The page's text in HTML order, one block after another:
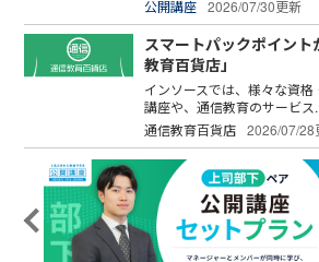
公開講座 2026/07/30更新
スマートパックポイン
教育百貨店」
インソースでは、様々な資
講座や、通信教育のサービス
通信教育百貨店 2026/07/28